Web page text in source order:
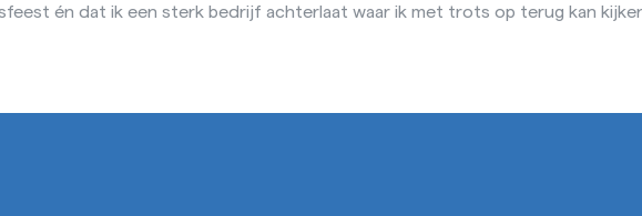
én dat ik een sterk bedrijf achterlaat waar ik met trots op terug kan